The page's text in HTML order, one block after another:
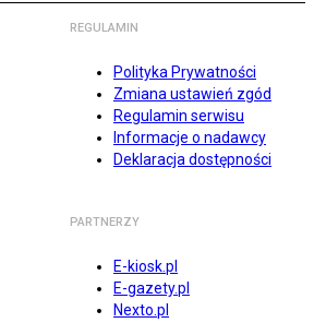
REGULAMIN
Polityka Prywatności
Zmiana ustawień zgód
Regulamin serwisu
Informacje o nadawcy
Deklaracja dostępności
PARTNERZY
E-kiosk.pl
E-gazety.pl
Nexto.pl